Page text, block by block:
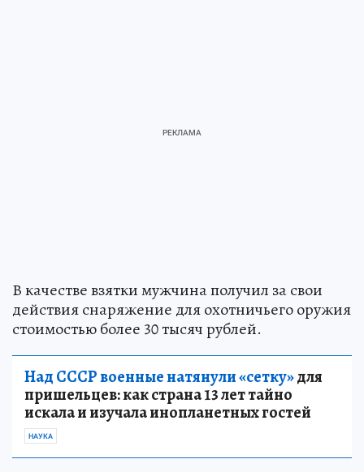
В качестве взятки мужчина получил за свои
действия снаряжение для охотничьего оружия
стоимостью более 30 тысяч рублей.
Над СССР военные натянули «сетку»для
пришельцев: как страна 13 лет тайно
искала и изучала инопланетных гостей
НАУКА